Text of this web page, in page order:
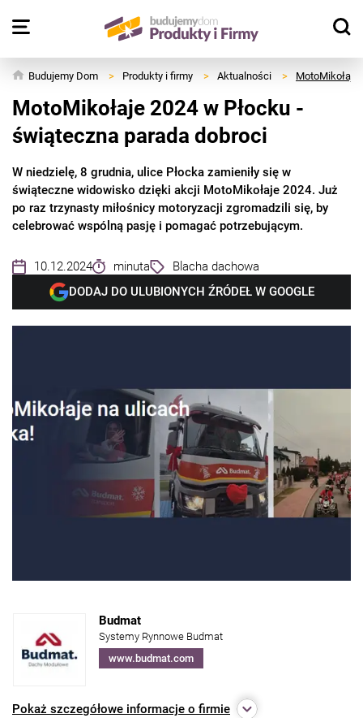
Budujemy Dom > Produkty i firmy > Aktualności > MotoMikołaje
MotoMikołaje 2024 w Płocku -
świąteczna parada dobroci
W niedzielę, 8 grudnia, ulice Płocka zamieniły się w
świąteczne widowisko dzięki akcji MotoMikołaje 2024. Już
po raz trzynasty miłośnicy motoryzacji zgromadzili się, by
celebrować wspólną pasję i pomagać potrzebującym.
10.12.2024 minuta
Blacha dachowa
DODAJ DO ULUBIONYCH ŹRÓDEŁ W GOOGLE
Budmat
Systemy Rynnowe Budmat
www.budmat.com
Pokaż szczegółowe informacje o firmie